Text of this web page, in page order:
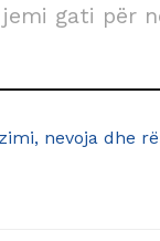
gati për
nevoja dhe